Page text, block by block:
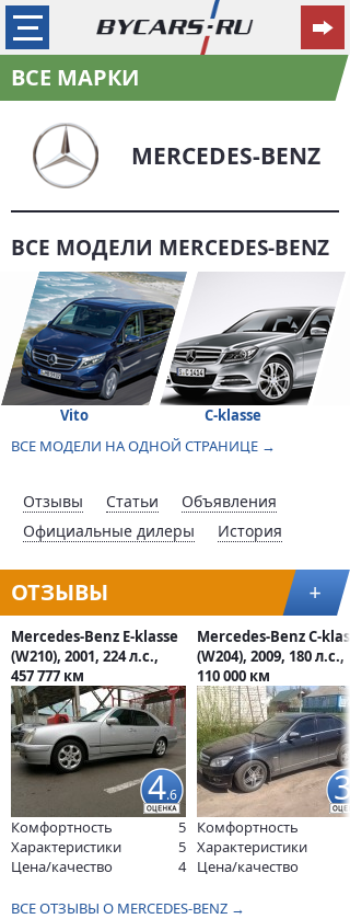
ВСЕ МАРКИ
MERCEDES-BENZ
ВСЕ МОДЕЛИ MERCEDES-BENZ
Vito
C-klasse
ВСЕ МОДЕЛИ НА ОДНОЙ СТРАНИЦЕ →
Отзывы Статьи
Объявления
Официальные дилеры
История
ОТЗЫВЫ +
Mercedes-Benz E-klasse
(W210), 2001, 224 л.с.,
457 777 км
4.6
Комфортность
5
Характеристики
5
Цена/качество
4
Mercedes-Benz C-
(W204), 2009, 180 л.с.,
110 000 км
3
Комфортность
Характеристики
Цена/качество
ВСЕ ОТЗЫВЫ О MERCEDES-BENZ →